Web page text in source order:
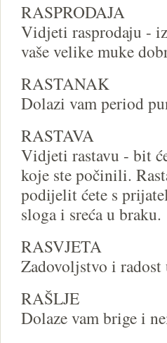
RASPRODAJA
Vidjeti rasprodaju -
vaše velike muke
RASTANAK
Dolazi vam period
RASTAVA
Vidjeti rastavu - bit
koje ste počinili.
podijelit ćete s
sloga i sreća u braku.
RASVJETA
Zadovoljstvo i radost
RAŠLJE
Dolaze vam brige i